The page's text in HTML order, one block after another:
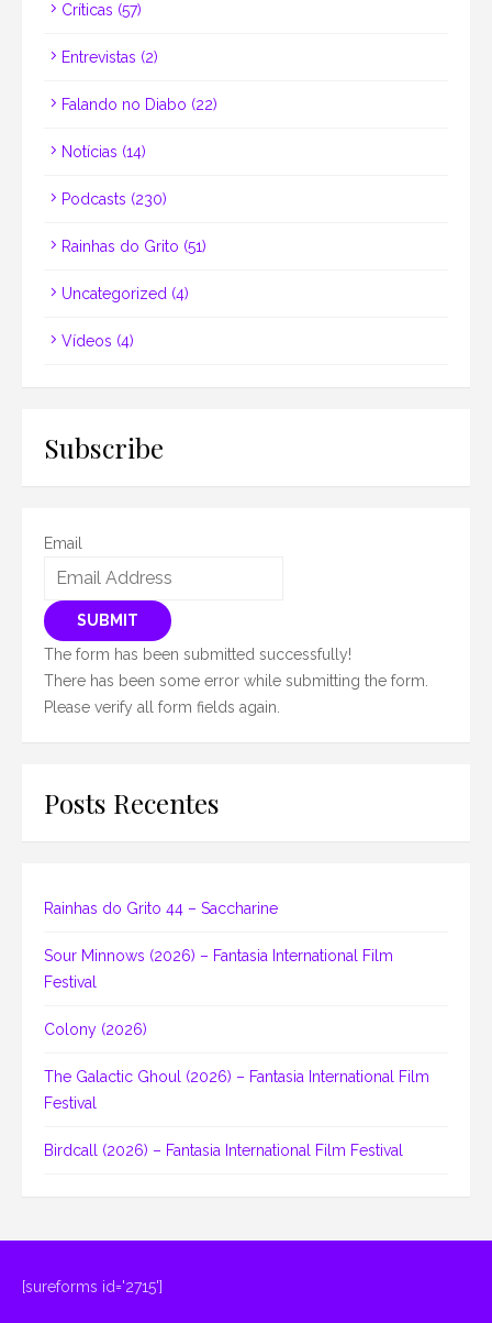
Críticas (57)
Entrevistas (2)
Falando no Diabo (22)
Notícias (14)
Podcasts (230)
Rainhas do Grito (51)
Uncategorized (4)
Vídeos (4)
Subscribe
Email
SUBMIT
The form has been submitted successfully!
There has been some error while submitting the form.
Please verify all form fields again.
Posts Recentes
Rainhas do Grito 44 – Saccharine
Sour Minnows (2026) – Fantasia International Film
Festival
Colony (2026)
The Galactic Ghoul (2026) – Fantasia International Film
Festival
Birdcall (2026) – Fantasia International Film Festival
[sureforms id='2715']